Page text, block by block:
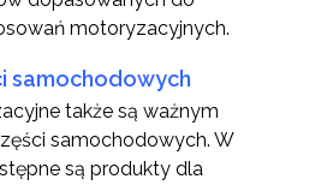
motoryzacyjnych.
samochodowych
także są ważnym
samochodowych. W
są produkty dla